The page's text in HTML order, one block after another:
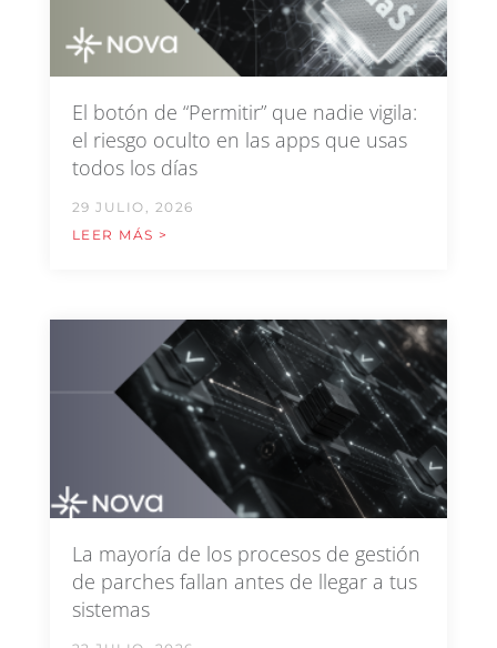
El botón de “Permitir” que nadie vigila:
el riesgo oculto en las apps que usas
todos los días
29 JULIO, 2026
LEER MÁS >
La mayoría de los procesos de gestión
de parches fallan antes de llegar a tus
sistemas